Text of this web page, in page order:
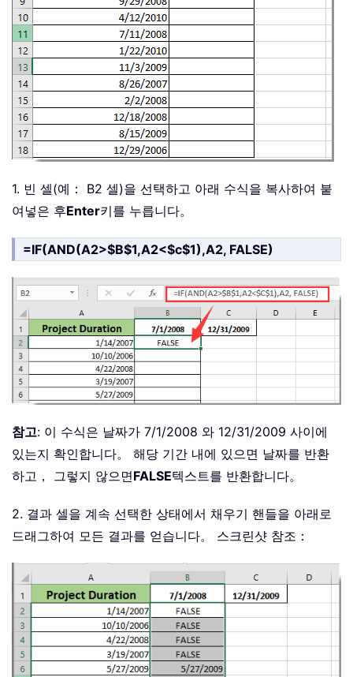
1. 빈 셀(예： B2 셀)을 선택하고 아래 수식을 복사하여 붙
여넣은 후Enter키를 누릅니다。
=IF(AND(A2>$B$1,A2<$c$1),A2, FALSE)
참고: 이 수식은 날짜가 7/1/2008 와 12/31/2009 사이에
있는지 확인합니다。 해당 기간 내에 있으면 날짜를 반환
하고， 그렇지 않으면FALSE텍스트를 반환합니다。
2. 결과 셀을 계속 선택한 상태에서 채우기 핸들을 아래로
드래그하여 모든 결과를 얻습니다。 스크린샷 참조：